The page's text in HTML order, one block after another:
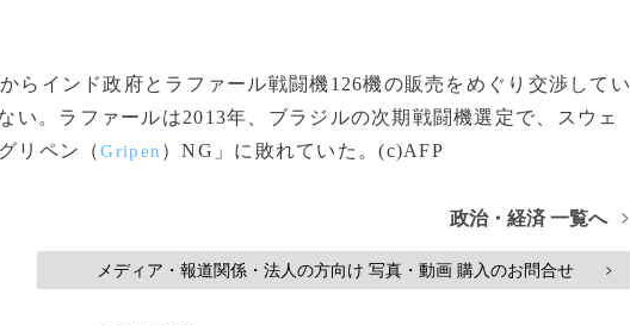
らインド政府とラファール戦闘機126機の販売をめぐり交渉してい
い。ラファールは2013年、ブラジルの次期戦闘機選定で、スウェ
リペン（Gripen ）NG」に敗れていた。(c)AFP
政治・経済 一覧へ >
メディア・報道関係・法人の方向け 写真・動画 購入のお問合せ >